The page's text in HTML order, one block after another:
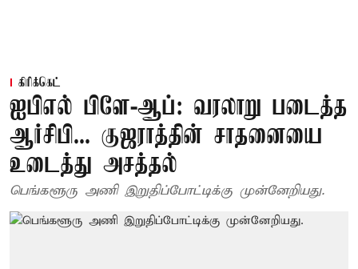
கிரிக்கெட்
ஐபிஎல் பிளே-ஆப்: வரலாறு படைத்த
ஆர்சிபி... குஜராத்தின் சாதனையை
உடைத்து அசத்தல்
பெங்களூரு அணி இறுதிப்போட்டிக்கு முன்னேறியது.